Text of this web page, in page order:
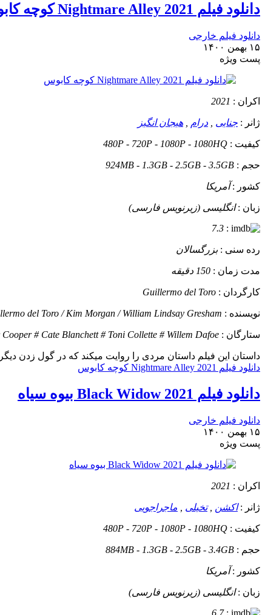
دانلود فیلم Nightmare Alley 2021 کوچه کابوس
دانلود فیلم خارجی
۱۵ بهمن ۱۴۰۰
پست ويژه
اکران : 2021
ژانر : جنایی درام هیجان انگیز
کیفیت : 480P - 720P - 1080P - 1080HQ
حجم : 924MB - 1.3GB - 2.5GB - 3.5GB
کشور :آمریکا
زبان :انگلیسی (زیرنویس فارسی)
:
7.3
رده سنی :بزرگسالان
مدت زمان : 150 دقیقه
کارگردان : Guillermo del Toro
نویسنده : del Toro / Kim Morgan / William Lindsay Gresham
ستارگان : Cooper # Cate Blanchett # Toni Collette # Willem Dafoe
داستان این فیلم داستان مردی را روایت میکند که در گول زدن
دانلود فیلم Nightmare Alley 2021 کوچه کابوس
دانلود فیلم Black Widow 2021 بیوه سیاه
دانلود فیلم خارجی
۱۵ بهمن ۱۴۰۰
پست ويژه
اکران : 2021
ژانر :اکشن ,تخیلی ماجراجویی
کیفیت : 480P - 720P - 1080P - 1080HQ
حجم : 884MB - 1.3GB - 2.5GB - 3.4GB
کشور :آمریکا
زبان :انگلیسی (زیرنویس فارسی)
:
6.7